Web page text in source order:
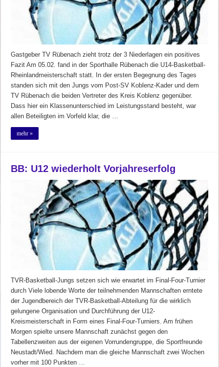
Gastgeber TV Rübenach zieht trotz der 3 Niederlagen ein positives
Fazit Am 05.02. fand in der Sporthalle Rübenach die U14-Basketball-
Rheinlandmeisterschaft statt. In der ersten Begegnung des Tages
standen sich mit den Jungs vom Post-SV Koblenz-Kader und dem
TV Rübenach die beiden Vertreter des Kreis Koblenz gegenüber.
Dass hier ein Klassenunterschied im Leistungsstand besteht, war
allen Beteiligten im Vorfeld klar, die …
mehr »
BB: U12 wiederholt Vorjahreserfolg
TVR-Basketball-Jungs setzen sich wie erwartet im Final-Four-Turnier
durch Viele lobende Worte der teilnehmenden Mannschaften erntete
der Jugendbereich der TVR-Basketball-Abteilung für die wirklich
gelungene Organisation und Durchführung der U12-
Kreismeisterschaft in Form eines Final-Four-Turniers. Am frühen
Morgen spielte unsere Mannschaft zunächst gegen den
Tabellenzweiten aus der eigenen Vorrundengruppe, die Sportfreunde
Neustadt/Wied. Nachdem man die gleiche Mannschaft zwei Wochen
vorher mit 100 Punkten …